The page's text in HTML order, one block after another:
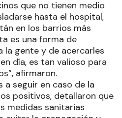
que no tienen medio
hasta el hospital,
en los barrios más
es una forma de
la gente y de acercarles
día, es tan valioso para
afirmaron.
a seguir en caso de la
positivos, detallaron que
medidas sanitarias